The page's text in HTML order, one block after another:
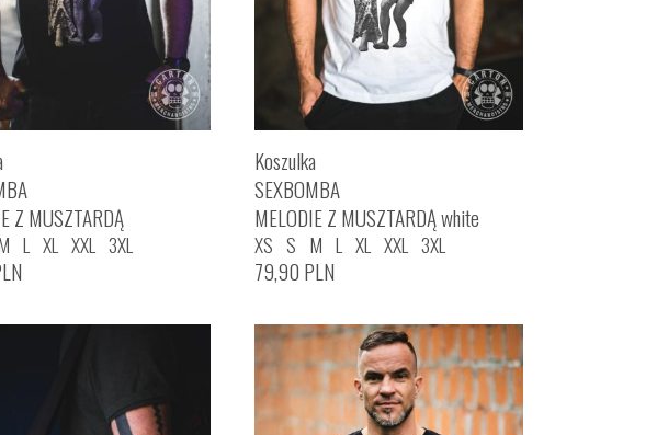
Z MUSZTARDĄ
L XL XXL 3XL
Koszulka
SEXBOMBA
MELODIE Z MUSZTARDĄ white
XS S M L XL XXL 3XL
79,90 PLN